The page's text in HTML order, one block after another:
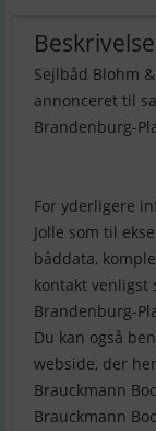
Beskrivelse
Sejlbåd Blohm
annonceret til
Brandenburg-
For yderligere
Jolle som til
båddata,
kontakt venligst
Brandenburg-
Du kan også
webside, der
Brauckmann
Brauckmann